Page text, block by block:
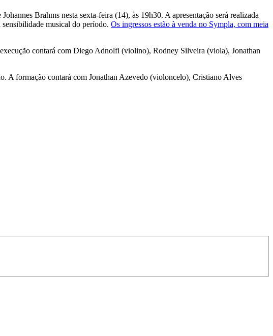
Brahms nesta sexta-feira (14), às 19h30. A apresentação será realizada
musical do período. Os ingressos estão à venda no Sympla, com meia
contará com Diego Adnolfi (violino), Rodney Silveira (viola), Jonathan
A formação contará com Jonathan Azevedo (violoncelo), Cristiano Alves